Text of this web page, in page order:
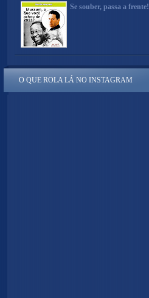
Se souber, passa a frente!
O QUE ROLA LÁ NO INSTAGRAM